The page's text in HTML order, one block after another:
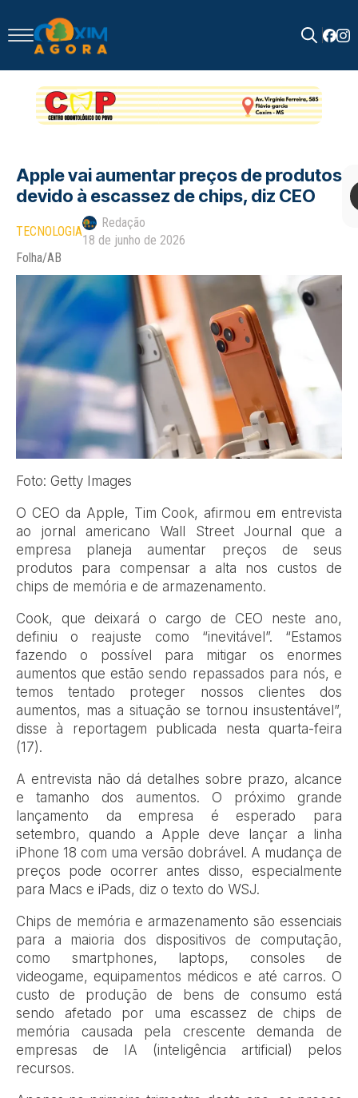
for:
Apple vai aumentar preços de produtos
devido à escassez de chips, diz CEO
TECNOLOGIA
Redação
18 de junho de 2026
Folha/AB
Foto: Getty Images
O CEO da Apple, Tim Cook, afirmou em entrevista
ao jornal americano Wall Street Journal que a
empresa planeja aumentar preços de seus
produtos para compensar a alta nos custos de
chips de memória e de armazenamento.
Cook, que deixará o cargo de CEO neste ano,
definiu o reajuste como “inevitável”. “Estamos
fazendo o possível para mitigar os enormes
aumentos que estão sendo repassados para nós, e
temos tentado proteger nossos clientes dos
aumentos, mas a situação se tornou insustentável”,
disse à reportagem publicada nesta quarta-feira
(17).
A entrevista não dá detalhes sobre prazo, alcance
e tamanho dos aumentos. O próximo grande
lançamento da empresa é esperado para
setembro, quando a Apple deve lançar a linha
iPhone 18 com uma versão dobrável. A mudança de
preços pode ocorrer antes disso, especialmente
para Macs e iPads, diz o texto do WSJ.
Chips de memória e armazenamento são essenciais
para a maioria dos dispositivos de computação,
como smartphones, laptops, consoles de
videogame, equipamentos médicos e até carros. O
custo de produção de bens de consumo está
sendo afetado por uma escassez de chips de
memória causada pela crescente demanda de
empresas de IA (inteligência artificial) pelos
recursos.